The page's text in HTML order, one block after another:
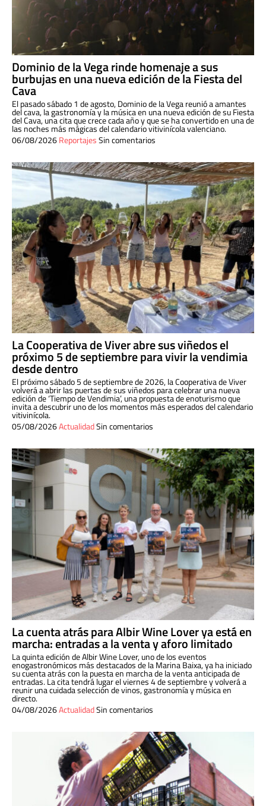
Dominio de la Vega rinde homenaje a sus
burbujas en una nueva edición de la Fiesta del
Cava
El pasado sábado 1 de agosto, Dominio de la Vega reunió a amantes
del cava, la gastronomía y la música en una nueva edición de su Fiesta
del Cava, una cita que crece cada año y que se ha convertido en una de
las noches más mágicas del calendario vitivinícola valenciano.
06/08/2026ReportajesSin comentarios
La Cooperativa de Viver abre sus viñedos el
próximo 5 de septiembre para vivir la vendimia
desde dentro
El próximo sábado 5 de septiembre de 2026, la Cooperativa de Viver
volverá a abrir las puertas de sus viñedos para celebrar una nueva
edición de ‘Tiempo de Vendimia’, una propuesta de enoturismo que
invita a descubrir uno de los momentos más esperados del calendario
vitivinícola.
05/08/2026ActualidadSin comentarios
La cuenta atrás para Albir Wine Lover ya está en
marcha: entradas a la venta y aforo limitado
La quinta edición de Albir Wine Lover, uno de los eventos
enogastronómicos más destacados de la Marina Baixa, ya ha iniciado
su cuenta atrás con la puesta en marcha de la venta anticipada de
entradas. La cita tendrá lugar el viernes 4 de septiembre y volverá a
reunir una cuidada selección de vinos, gastronomía y música en
directo.
04/08/2026ActualidadSin comentarios